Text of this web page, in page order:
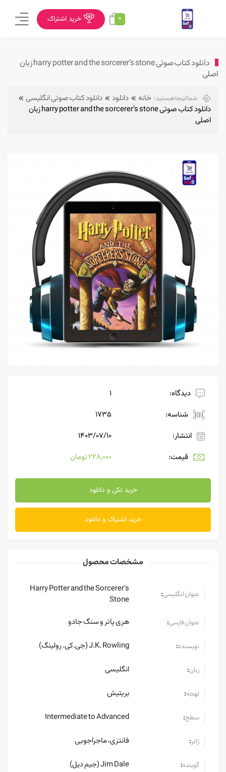
0 خرید اشتراک
دانلود کتاب صوتی harry potter and the sorcerer’s stone زبان
اصلی
شما اینجا هستید: خانه دانلود
دانلود کتاب صوتی انگلیسی
دانلود کتاب صوتی harry potter and the sorcerer’s stone زبان
اصلی
دیدگاه:
1
شناسه:
1735
انتشار:
۱۴۰۳/۰۷/۱۰
قیمت:
228,000 تومان
خرید تکی و دانلود
خرید اشتراک و دانلود
مشخصات محصول
عنوان انگلیسی:
Harry Potter and the Sorcerer's
Stone
عنوان فارسی: هری پاتر و سنگ جادو
نویسنده: J.K. Rowling (جی.کی. رولینگ)
زبان: انگلیسی
لهجه: بریتیش
سطح:
Intermediate to Advanced
ژانر: فانتزی، ماجراجویی
گوینده: Jim Dale (جیم دیل)